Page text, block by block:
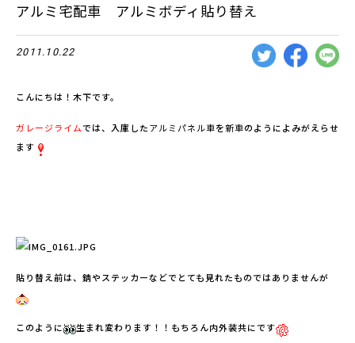
アルミ宅配車 アルミボディ貼り替え
2011.10.22
こんにちは！木下です。
ガレージライムでは、入庫したアルミパネル車を新車のようによみがえらせ
ます
貼り替え前は、錆やステッカーなどでとても見れたものではありませんが
このように 生まれ変わります！！もちろん内外装共にです